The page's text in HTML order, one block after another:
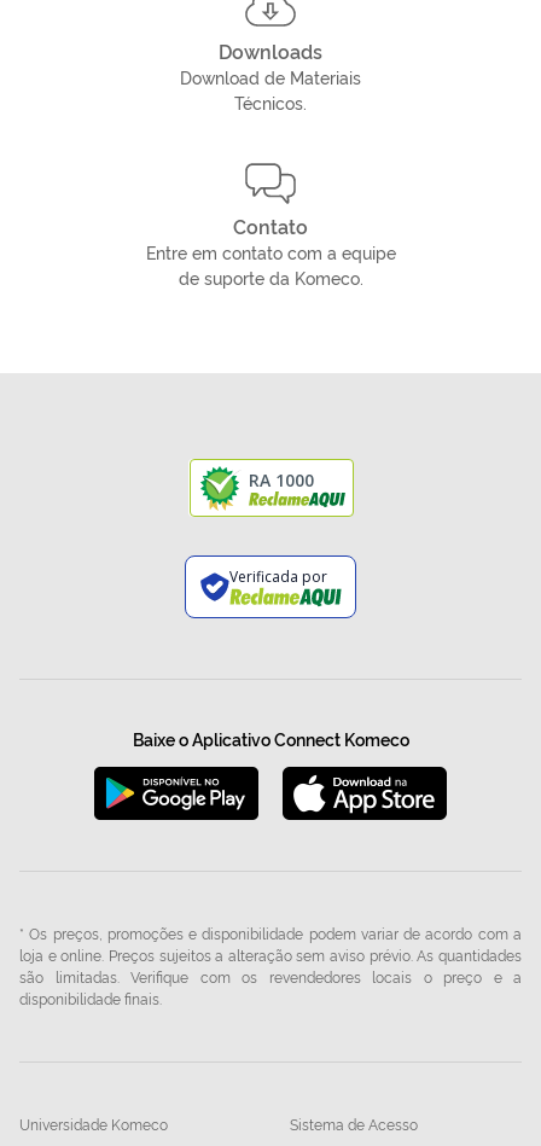
Downloads
Download de Materiais
Técnicos.
Contato
Entre em contato com a equipe
de suporte da Komeco.
RA 1000
Verificada por
Baixe o Aplicativo Connect Komeco
* Os preços, promoções e disponibilidade podem variar de acordo com a
loja e online. Preços sujeitos a alteração sem aviso prévio. As quantidades
são limitadas. Verifique com os revendedores locais o preço e a
disponibilidade finais.
Universidade Komeco
Sistema de Acesso